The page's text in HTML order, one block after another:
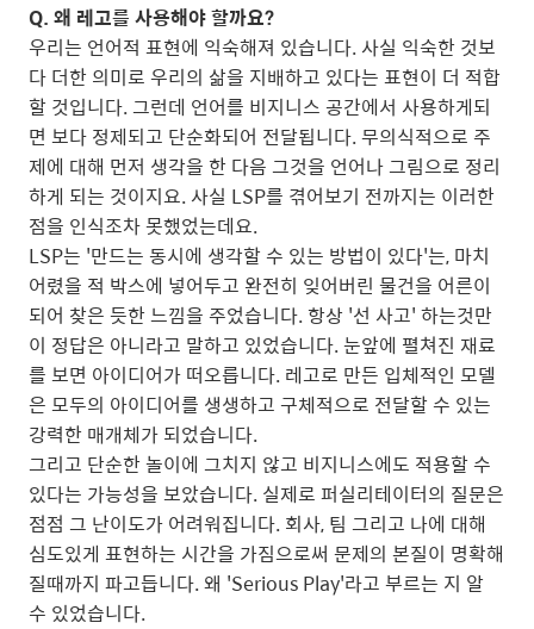
Q. 왜 레고를 사용해야 할까요?
우리는 언어적 표현에 익숙해져 있습니다. 사실 익숙한 것보
다 더한 의미로 우리의 삶을 지배하고 있다는 표현이 더 적합
할 것입니다. 그런데 언어를 비지니스 공간에서 사용하게되
면 보다 정제되고 단순화되어 전달됩니다. 무의식적으로 주
제에 대해 먼저 생각을 한 다음 그것을 언어나 그림으로 정리
하게 되는 것이지요. 사실 LSP를 겪어보기 전까지는 이러한
점을 인식조차 못했었는데요.
LSP는 '만드는 동시에 생각할 수 있는 방법이 있다'는, 마치
어렸을 적 박스에 넣어두고 완전히 잊어버린 물건을 어른이
되어 찾은 듯한 느낌을 주었습니다. 항상 '선 사고' 하는것만
이 정답은 아니라고 말하고 있었습니다. 눈앞에 펼쳐진 재료
를 보면 아이디어가 떠오릅니다. 레고로 만든 입체적인 모델
은 모두의 아이디어를 생생하고 구체적으로 전달할 수 있는
강력한 매개체가 되었습니다.
그리고 단순한 놀이에 그치지 않고 비지니스에도 적용할 수
있다는 가능성을 보았습니다. 실제로 퍼실리테이터의 질문은
점점 그 난이도가 어려워집니다. 회사, 팀 그리고 나에 대해
심도있게 표현하는 시간을 가짐으로써 문제의 본질이 명확해
질때까지 파고듭니다. 왜 'Serious Play'라고 부르는 지 알
수 있었습니다.